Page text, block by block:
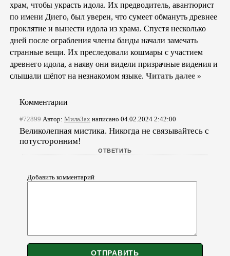
храм, чтобы украсть идола. Их предводитель, авантюрист
по имени Диего, был уверен, что сумеет обмануть древнее
проклятие и вынести идола из храма. Спустя несколько
дней после ограбления члены банды начали замечать
странные вещи. Их преследовали кошмары с участием
древнего идола, а наяву они видели призрачные видения и
слышали шёпот на незнакомом языке. Читать далее »
Комментарии
#72899 Автор: МилаЗах написано 04.02.2024 2:42:00
Великолепная мистика. Никогда не связывайтесь с
потусторонним!
Добавить комментарий